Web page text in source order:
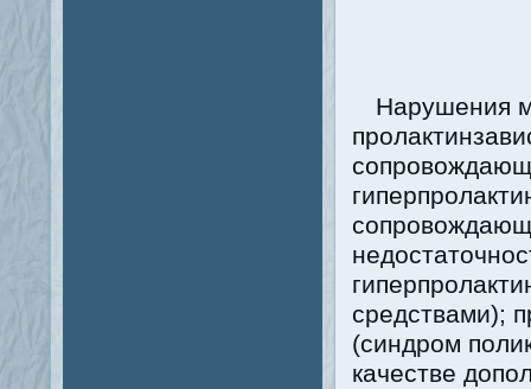
Нарушения
средствами);
(синдром
качестве